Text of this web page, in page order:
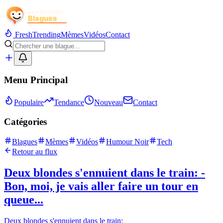
FreshTrendingMèmesVidéosContact
Menu Principal
Populaire Tendance Nouveau Contact
Catégories
Blagues Mèmes Vidéos Humour Noir
Tech
Retour au flux
Deux blondes s'ennuient dans le train: -
Bon, moi, je vais aller faire un tour en
queue...
Deux blondes s'ennuient dans le train: